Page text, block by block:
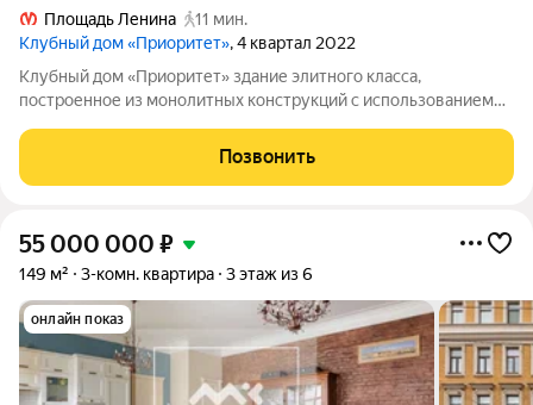
Площадь Ленина
11 мин.
Клубный дом «Приоритет», 4 квартал 2022
Клубный дом «Приоритет» здание элитного класса,
построенное из монолитных конструкций с использованием
этажей и 2 подземных уровня, всего один корпус и 40 квартир.
Отделка в квартирах пока
Позвонить
55 000 000 ₽
149 м² 3-комн. квартира 3 этаж из 6
онлайн показ